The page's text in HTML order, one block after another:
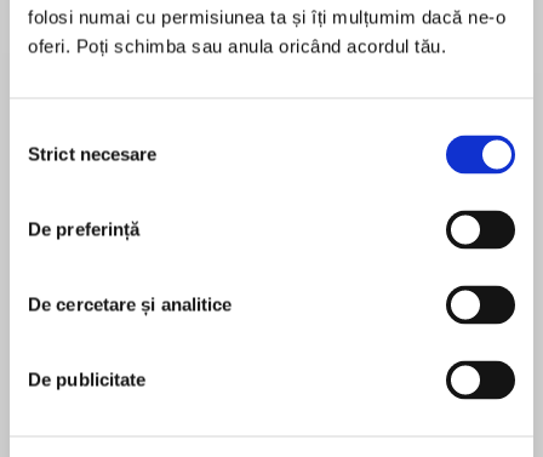
folosi numai cu permisiunea ta și îți mulțumim dacă ne-o
oferi. Poți schimba sau anula oricând acordul tău.
consimțământului
Strict necesare
De preferință
De cercetare și analitice
De publicitate
Desprecarte
A classic historical romance novel fromNew
SeattleTimes),Because You’re Mineis a
breathtaking tale of romantic intrigues and
uncontained passions that showcases this
acclaimed author at her very best.
“I don’t care about your conscience. All I want is
for you to kiss me again.”
Lady Madeline Matthews would rather shame
În acest moment nu există recenzii
Lisa Kleypas
Lisa Kleypas graduated from Wellesley College
with a political science degree. Her novels are